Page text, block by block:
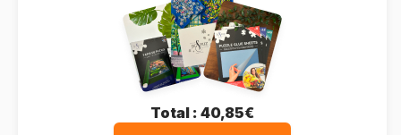
Total : 40,85€